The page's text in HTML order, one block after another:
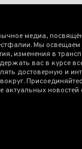
медиа,
Мы
изменения в
вас в курсе
достоверную и
актуальных новостей